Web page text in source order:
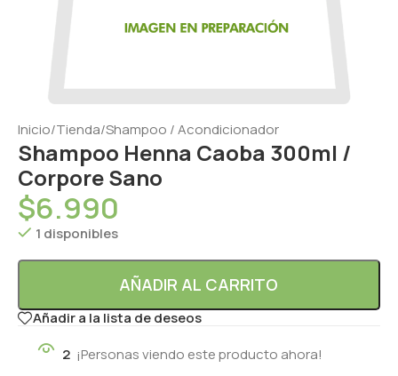
Inicio/Tienda/Shampoo / Acondicionador
Shampoo Henna Caoba 300ml /
Corpore Sano
$6.990
1 disponibles
AÑADIR AL CARRITO
Añadir a la lista de deseos
2 ¡Personas viendo este producto ahora!